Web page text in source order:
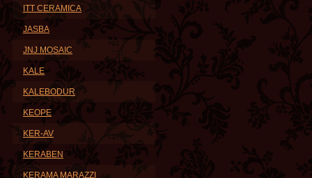
ITT CERAMICA
JASBA
JNJ MOSAIC
KALE
KALEBODUR
KEOPE
KER-AV
KERABEN
KERAMA MARAZZI